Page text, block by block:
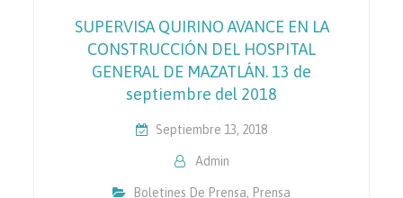
SUPERVISA QUIRINO AVANCE EN LA
CONSTRUCCIÓN DEL HOSPITAL
GENERAL DE MAZATLÁN. 13 de
septiembre del 2018
Septiembre 13, 2018
Admin
Boletines De Prensa, Prensa